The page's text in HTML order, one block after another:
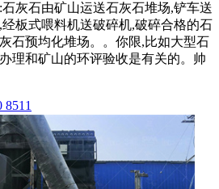
灰石由矿山运送石灰石堆场,铲车送
板式喂料机送破碎机,破碎合格的石
石预均化堆场。。你限,比如大型石
理和矿山的环评验收是有关的。帅
8511